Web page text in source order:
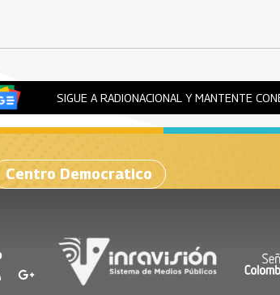
SIGUE A RADIONACIONAL Y MANTENTE
Centro Democratico